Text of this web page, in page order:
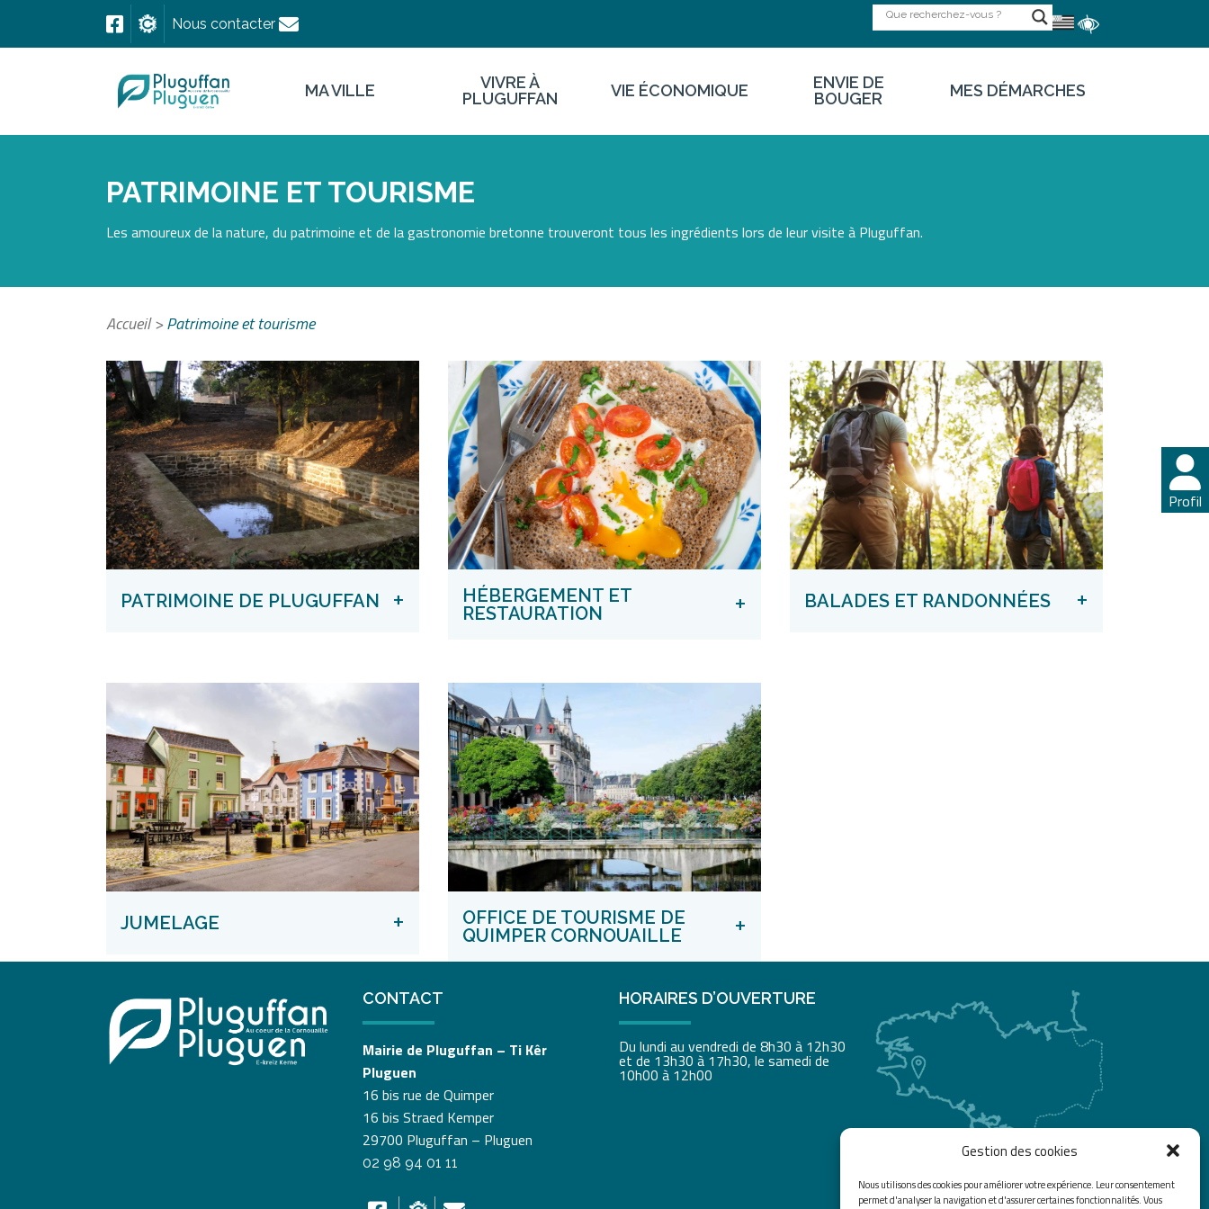
Gestion des cookies
Nous utilisons des cookies pour améliorer votre expérience. Leur consentement
permet d'analyser la navigation et d'assurer certaines fonctionnalités. Vous
Nous contacter
MA VILLE
VIVRE À
PLUGUFFAN
VIE ÉCONOMIQUE
ENVIE DE
BOUGER
MES DÉMARCHES
PATRIMOINE ET TOURISME
Les amoureux de la nature, du patrimoine et de la gastronomie bretonne trouveront tous les ingrédients lors de leur visite à Pluguffan.
Profil
Accueil>Patrimoine et tourisme
PATRIMOINE DE PLUGUFFAN +
HÉBERGEMENT ET
RESTAURATION
+ BALADES ET RANDONNÉES +
JUMELAGE +
OFFICE DE TOURISME DE
QUIMPER CORNOUAILLE
+
CONTACT
Mairie de Pluguffan – Ti Kêr
Pluguen
16 bis rue de Quimper
16 bis Straed Kemper
29700 Pluguffan – Pluguen
02 98 94 01 11
HORAIRES D’OUVERTURE
Du lundi au vendredi de 8h30 à 12h30
et de 13h30 à 17h30, le samedi de
10h00 à 12h00